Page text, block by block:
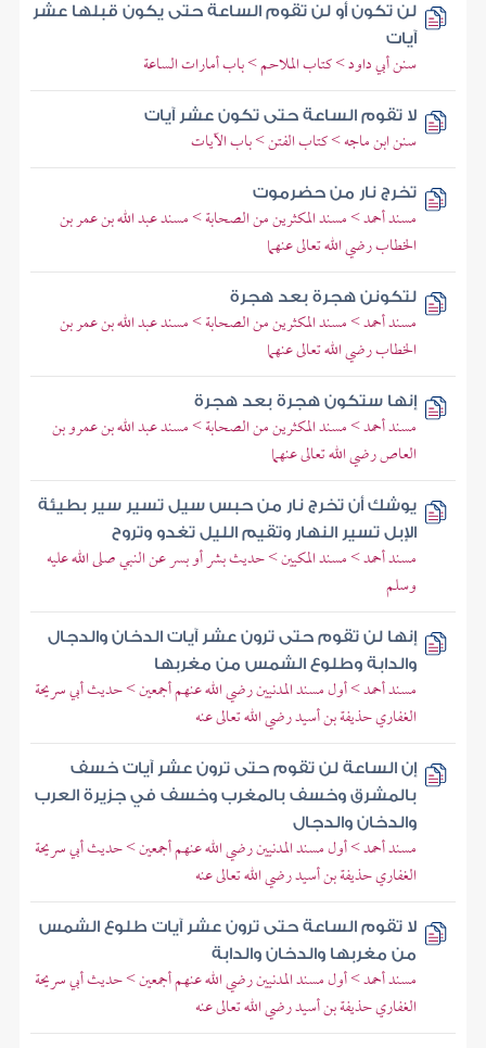
لن تكون أو لن تقوم الساعة حتى يكون قبلها عشر
آيات
سنن أبي داود > كتاب الملاحم > باب أمارات الساعة
لا تقوم الساعة حتى تكون عشر آيات
سنن ابن ماجه > كتاب الفتن > باب الآيات
تخرج نار من حضرموت
مسند أحمد > مسند المكثرين من الصحابة > مسند عبد الله بن عمر بن
الخطاب رضي الله تعالى عنهما
لتكونن هجرة بعد هجرة
مسند أحمد > مسند المكثرين من الصحابة > مسند عبد الله بن عمر بن
الخطاب رضي الله تعالى عنهما
إنها ستكون هجرة بعد هجرة
مسند أحمد > مسند المكثرين من الصحابة > مسند عبد الله بن عمرو بن
العاص رضي الله تعالى عنهما
يوشك أن تخرج نار من حبس سيل تسير سير بطيئة
الإبل تسير النهار وتقيم الليل تغدو وتروح
مسند أحمد > مسند المكيين > حديث بشر أو بسر عن النبي صلى الله عليه
وسلم
إنها لن تقوم حتى ترون عشر آيات الدخان والدجال
والدابة وطلوع الشمس من مغربها
مسند أحمد > أول مسند المدنيين رضي الله عنهم أجمعين > حديث أبي سريحة
الغفاري حذيفة بن أسيد رضي الله تعالى عنه
إن الساعة لن تقوم حتى ترون عشر آيات خسف
بالمشرق وخسف بالمغرب وخسف في جزيرة العرب
والدخان والدجال
مسند أحمد > أول مسند المدنيين رضي الله عنهم أجمعين > حديث أبي سريحة
الغفاري حذيفة بن أسيد رضي الله تعالى عنه
لا تقوم الساعة حتى ترون عشر آيات طلوع الشمس
من مغربها والدخان والدابة
مسند أحمد > أول مسند المدنيين رضي الله عنهم أجمعين > حديث أبي سريحة
الغفاري حذيفة بن أسيد رضي الله تعالى عنه